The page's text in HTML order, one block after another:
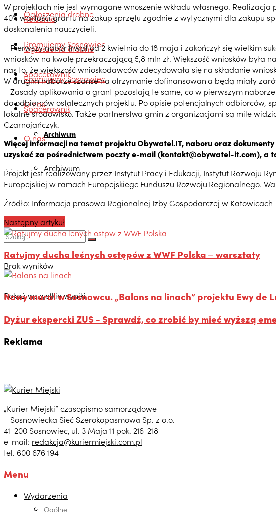
Ogłoszenia drobne
Promujemy Sosnowiec
Spacerownik
O nas
Archiwum
Reklama
Ogłoszenia drobne
Promujemy Sosnowiec
Spacerownik
O nas
Archiwum
Brak wyników
Pokaż wszystkie wyniki
W projektach nie jest wymagane wnoszenie wkładu własnego.
40% wartości grantu na zakup sprzętu zgodnie z wytycznymi dla zakupu
doskonalenia nauczycieli.
– Pierwszy nabór trwał od 2 kwietnia do 18 maja i zakończył się wielkim
wniosków na kwotę przekraczającą 5,8 mln zł. Większość wniosków
nas to, że większość wnioskodawców zdecydowała się na składanie
W drugim naborze szanse na otrzymanie dofinansowania będą miały
– Zasady aplikowania o grant pozostają te same, co w pierwszym
do odbiorców ostatecznych projektu. Po opisie potencjalnych odbiorców,
lokalne środowisko. Także partnerstwa gmin z organizacjami są mile
Czarnojańczyk.
Więcej informacji na temat projektu Obywatel.IT, naboru oraz
uzyskać za pośrednictwem poczty e-mail (kontakt@obywatel-it.com), a
Projekt jest realizowany przez Instytut Pracy i Edukacji, Instytut Rozwoju
Europejskiej w ramach Europejskiego Funduszu Rozwoju Regionalnego.
Źródło: Informacja prasowa Regionalnej Izby Gospodarczej w Katowicach
Następny artykuł
Ratujmy ducha leśnych ostępów z WWF Polska – warsztaty
Nowy mural w Sosnowcu. „Balans na linach” projektu Ewy de
Dyżur ekspercki ZUS - Sprawdź, co zrobić by mieć wyższą
Reklama
„Kurier Miejski” czasopismo samorządowe
– Sosnowiecka Sieć Szerokopasmowa Sp. z o.o.
41-200 Sosnowiec, ul. 3 Maja 11 pok. 216-218
e-mail: redakcja@kuriermiejski.com.pl
tel. 600 676 194
Menu
Wydarzenia
Ogólne